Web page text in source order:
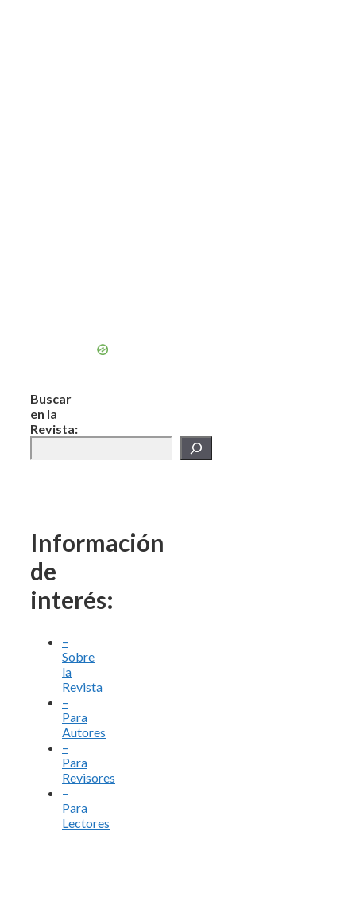
Buscar
en la
Revista:
Información
de
interés:
–
Sobre
la
Revista
–
Para
Autores
–
Para
Revisores
–
Para
Lectores